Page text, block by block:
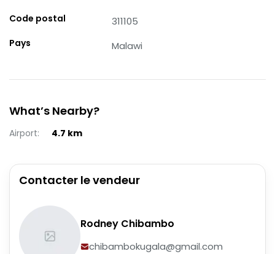
Code postal 311105
Pays Malawi
What’s Nearby?
Airport: 4.7 km
Contacter le vendeur
Rodney Chibambo
chibambokugala@gmail.com